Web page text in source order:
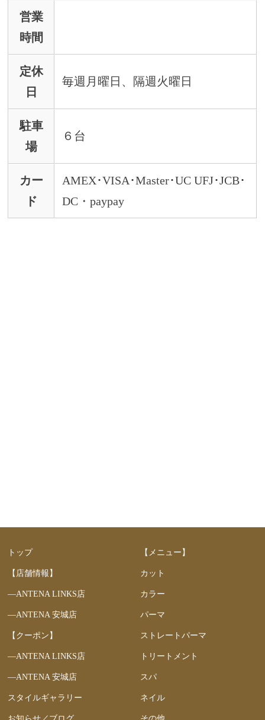
営業
時間
定休
日
毎週月曜日、隔週火曜日
駐車
場
６台
カー
ド
AMEX･VISA･Master･UC UFJ･JCB･
DC・paypay
トップ
【店舗情報】
―ANTENA LINKS店
―ANTENA 安城店
【クーポン】
―ANTENA LINKS店
―ANTENA 安城店
スタイルギャラリー
【メニュー】
カット
カラー
パーマ
ストレートパーマ
トリートメント
スパ
ネイル